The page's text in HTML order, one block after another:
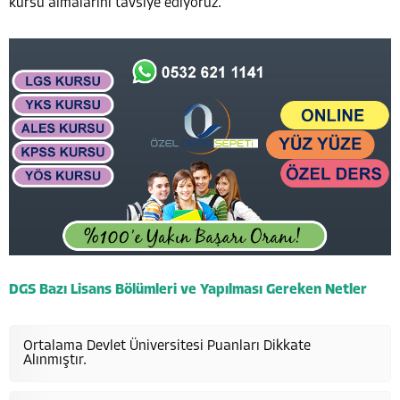
kursu almalarını tavsiye ediyoruz.
DGS Bazı Lisans Bölümleri ve Yapılması Gereken Netler
Ortalama Devlet Üniversitesi Puanları Dikkate
Alınmıştır.